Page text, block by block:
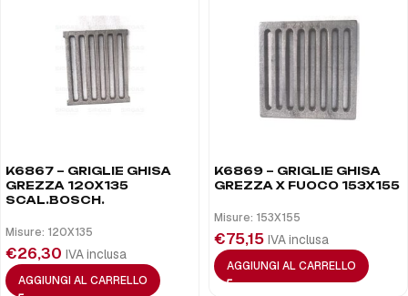
K6867 – GRIGLIE GHISA
GREZZA 120X135
SCAL.BOSCH.
Misure: 120X135
€26,30 IVA inclusa
AGGIUNGI AL CARRELLO
K6869 – GRIGLIE GHISA
GREZZA X FUOCO 153X155
Misure: 153X155
€75,15 IVA inclusa
AGGIUNGI AL CARRELLO